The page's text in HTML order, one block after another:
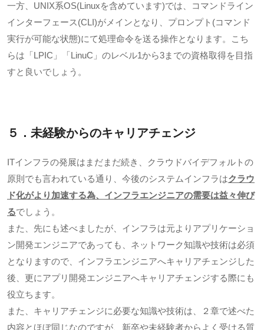
一方、 UNIX系OS(Linuxを含めています)では、コマンドライン
インターフェース(CLI)がメインとなり、プロンプト (コマンド
実行が可能な状態)にて処理命令を送る操作となります。こち
らは「LPIC 」「LinuC 」のレベル1から3までの資格取得を目指
すと良いでしょう。
５．未経験からのキャリアチェンジ
ITインフラの発展はまだまだ続き、クラウドバイデフォルトの
原則でも言われている通り、今後のシステムインフラはクラウ
ド化がより加速する為、インフラエンジニアの需要は益々伸び
るでしょう。
また、先にも述べましたが、インフラは元よりアプリケーショ
ン開発エンジニアであっても、ネットワーク知識や技術は必須
となりますので、インフラエンジニアへキャリアチェンジした
後、更にアプリ開発エンジニアへキャリアチェンジする際にも
役立ちます。
また、キャリアチェンジに必要な知識や技術は、２章で述べた
内容とほぼ同じなのですが、新卒や未経験者からよく受ける質